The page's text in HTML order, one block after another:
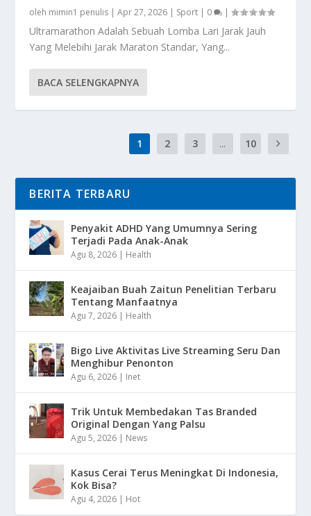
oleh mimin1 penulis |Apr 27, 2026 | Sport | 0 |
Ultramarathon Adalah Sebuah Lomba Lari Jarak Jauh
Yang Melebihi Jarak Maraton Standar, Yang...
BACA SELENGKAPNYA
1 2 3 ... 10
BERITA TERBARU
Penyakit ADHD Yang Umumnya Sering
Terjadi Pada Anak-Anak
Agu 8, 2026 | Health
Keajaiban Buah Zaitun Penelitian Terbaru
Tentang Manfaatnya
Agu 7, 2026 | Health
Bigo Live Aktivitas Live Streaming Seru Dan
Menghibur Penonton
Agu 6, 2026 | Inet
Trik Untuk Membedakan Tas Branded
Original Dengan Yang Palsu
Agu 5, 2026 | News
Kasus Cerai Terus Meningkat Di Indonesia,
Kok Bisa?
Agu 4, 2026 | Hot